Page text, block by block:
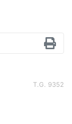
T.G. 9352